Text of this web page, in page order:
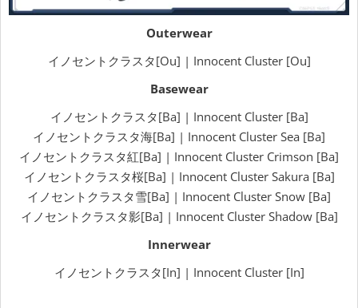
Outerwear
イノセントクラスタ[Ou] | Innocent Cluster [Ou]
Basewear
イノセントクラスタ[Ba] | Innocent Cluster [Ba]
イノセントクラスタ海[Ba] | Innocent Cluster Sea [Ba]
イノセントクラスタ紅[Ba] | Innocent Cluster Crimson [Ba]
イノセントクラスタ桜[Ba] | Innocent Cluster Sakura [Ba]
イノセントクラスタ雪[Ba] | Innocent Cluster Snow [Ba]
イノセントクラスタ影[Ba] | Innocent Cluster Shadow [Ba]
Innerwear
イノセントクラスタ[In] | Innocent Cluster [In]